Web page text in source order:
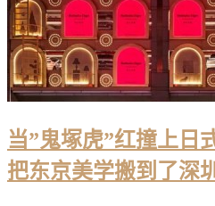
当”鬼塚虎”红撞上日
把东京美学搬到了深圳